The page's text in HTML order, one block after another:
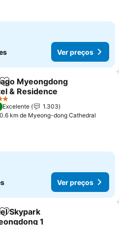
Ver preços
Adicionar aos favoritos
Myeongdong
& Residence
Excelente
1.303
km de Myeong-dong Cathedral
Ver preços
Adicionar aos favoritos
Skypark
1